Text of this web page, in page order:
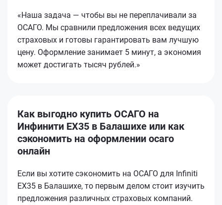
«Наша задача — чтобы вы не переплачивали за
ОСАГО. Мы сравнили предложения всех ведущих
страховых и готовы гарантировать вам лучшую
цену. Оформление занимает 5 минут, а экономия
может достигать тысяч рублей.»
Как выгодно купить ОСАГО на
Инфинити EX35 в Балашихе или как
сэкономить на оформлении осаго
онлайн
Если вы хотите сэкономить на ОСАГО для Infiniti
EX35 в Балашихе, то первым делом стоит изучить
предложения различных страховых компаний.